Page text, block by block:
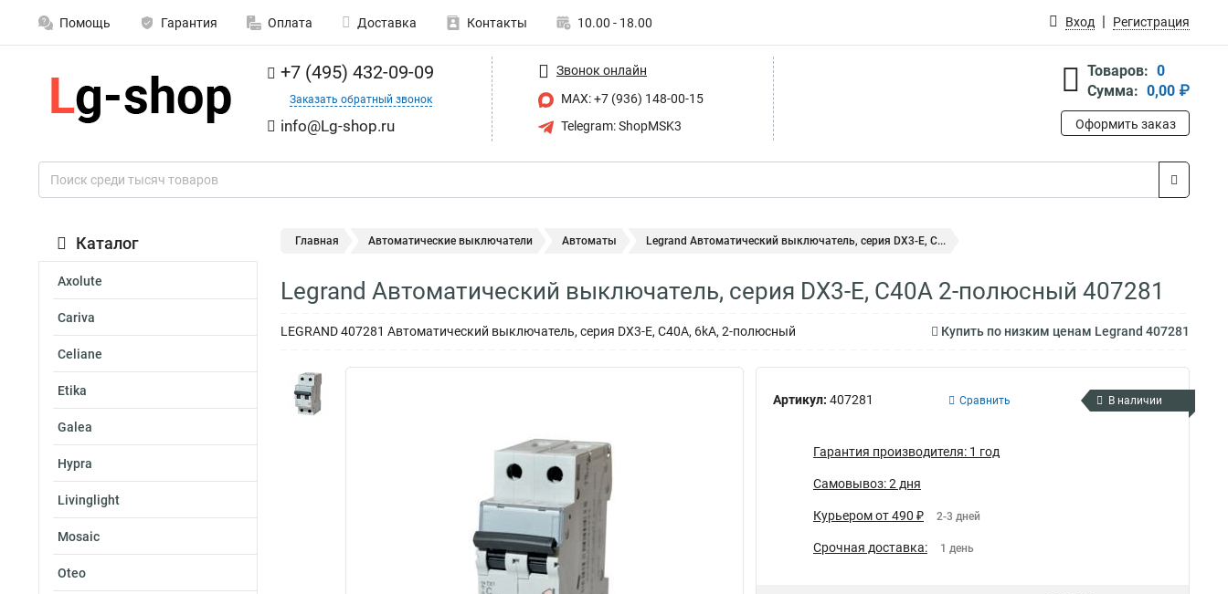
Помощь Гарантия Оплата Доставка Контакты 10.00 - 18.00 Вход Регистрация
+7 (495) 432-09-09
Заказать обратный звонок
info@Lg-shop.ru
Звонок онлайн
MAX: +7 (936) 148-00-15
Telegram: ShopMSK3
Товаров: 0
Сумма: 0,00 ₽
Оформить заказ
Каталог
Axolute
Cariva
Celiane
Etika
Galea
Hypra
Livinglight
Mosaic
Oteo
Главная Автоматические выключатели Автоматы Legrand Автоматический выключатель, серия DX3-E, С...
Legrand Автоматический выключатель, серия DX3-E, С40A 2-полюсный 407281
LEGRAND 407281 Автоматический выключатель, серия DX3-E, С40A, 6kA, 2-полюсный Купить по низким ценам Legrand 407281
Артикул: 407281 Сравнить В наличии
Гарантия производителя: 1 год
Самовывоз: 2 дня
Курьером от 490 ₽ 2-3 дней
Срочная доставка: 1 день